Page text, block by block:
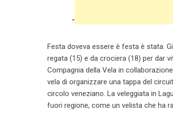
"
Festa doveva essere è festa è stata.
regata (15) e da crociera (18) per dar
Compagnia della Vela in
vela di organizzare una tappa del
circolo veneziano. La veleggiata in
fuori regione, come un velista che ha